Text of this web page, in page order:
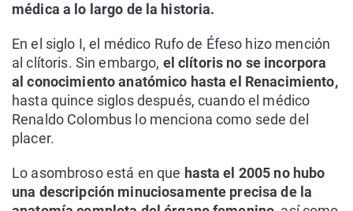
médica a lo largo de la historia.
En el siglo I, el médico Rufo de Éfeso hizo mención
al clítoris. Sin embargo, el clítoris no se incorpora
al conocimiento anatómico hasta el Renacimiento,
hasta quince siglos después, cuando el médico
Renaldo Colombus lo menciona como sede del
placer.
Lo asombroso está en que hasta el 2005 no hubo
una descripción minuciosamente precisa de la